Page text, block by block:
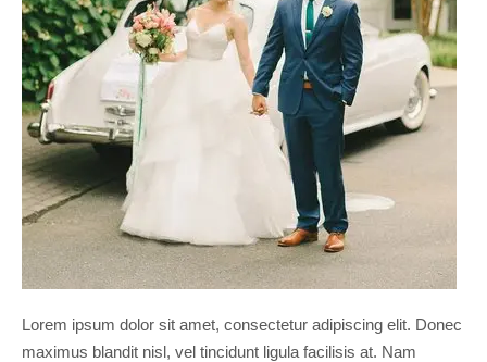
Lorem ipsum dolor sit amet, consectetur adipiscing elit. Donec
maximus blandit nisl, vel tincidunt ligula facilisis at. Nam